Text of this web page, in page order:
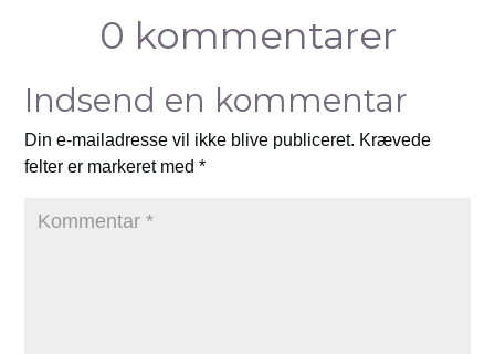
0 kommentarer
Indsend en kommentar
Din e-mailadresse vil ikke blive publiceret. Krævede
felter er markeret med*